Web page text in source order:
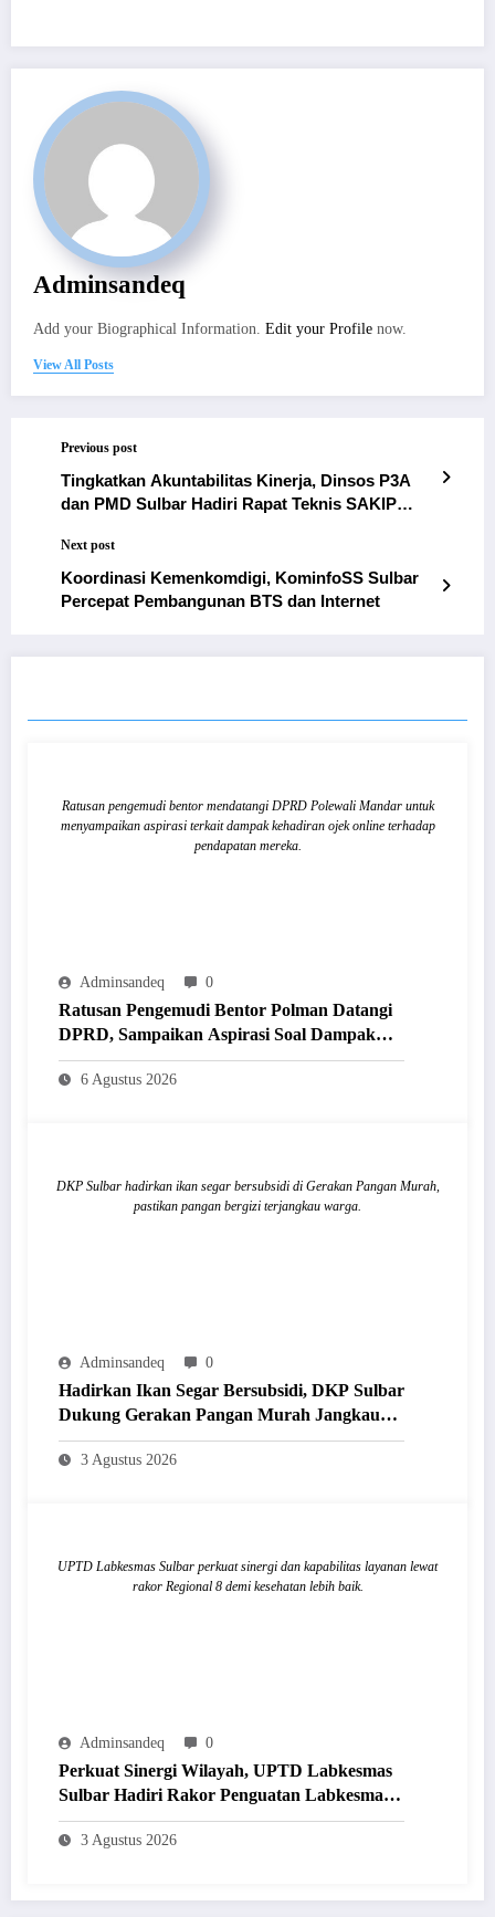
Adminsandeq
Add your Biographical Information. Edit your Profile now.
View All Posts
Previous post
Tingkatkan Akuntabilitas Kinerja, Dinsos P3A
dan PMD Sulbar Hadiri Rapat Teknis SAKIP
Next post
Koordinasi Kemenkomdigi, KominfoSS Sulbar
Percepat Pembangunan BTS dan Internet
Ratusan pengemudi bentor mendatangi DPRD Polewali Mandar untuk
menyampaikan aspirasi terkait dampak kehadiran ojek online terhadap
pendapatan mereka.
Adminsandeq 0
Ratusan Pengemudi Bentor Polman Datangi
DPRD, Sampaikan Aspirasi Soal Dampak
Kehadiran Ojol
6 Agustus 2026
DKP Sulbar hadirkan ikan segar bersubsidi di Gerakan Pangan Murah,
pastikan pangan bergizi terjangkau warga.
Adminsandeq 0
Hadirkan Ikan Segar Bersubsidi, DKP Sulbar
Dukung Gerakan Pangan Murah Jangkau
Masyarakat
3 Agustus 2026
UPTD Labkesmas Sulbar perkuat sinergi dan kapabilitas layanan lewat
rakor Regional 8 demi kesehatan lebih baik.
Adminsandeq 0
Perkuat Sinergi Wilayah, UPTD Labkesmas
Sulbar Hadiri Rakor Penguatan Labkesmas
Regional 8 di Makassar
3 Agustus 2026